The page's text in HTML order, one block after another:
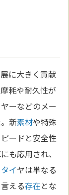
に大きく貢献
耗や耐久性が
ーなどのメー
新素材や特殊
ードと安全性
も応用され、
タイヤは単なる
える存在とな